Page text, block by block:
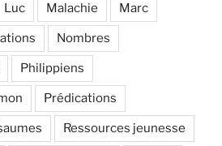
Luc Malachie Marc
Nombres
Philippiens
Prédications
Ressources jeunesse